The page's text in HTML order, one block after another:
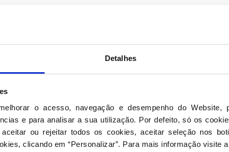
Detalhes
o acesso, navegação e desempenho do
e para analisar a sua utilização. Por defeito, só os
ou rejeitar todos os cookies, aceitar seleção nos
clicando em “Personalizar”. Para mais informação visite
9, 1249-087, Lisboa
de Cookies de terceiros através deste Website não
quaisquer referências específicas a tais Cookies
Para obter informações completas, solicita‑se ao
de privacidade dos respetivos prestadores de